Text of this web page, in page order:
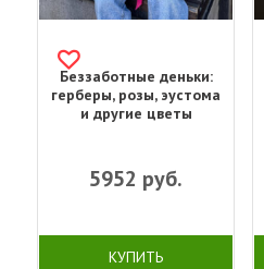
Беззаботные деньки:
герберы, розы, эустома
и другие цветы
5952 руб.
КУПИТЬ